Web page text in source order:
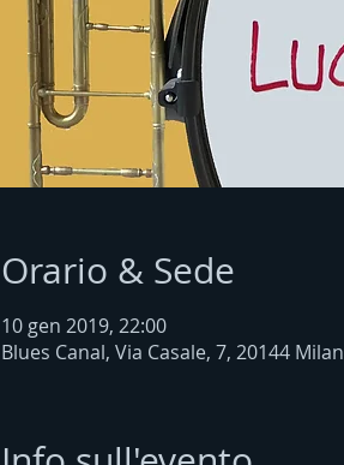
Orario & Sede
10 gen 2019, 22:00
Blues Canal, Via Casale, 7, 20144